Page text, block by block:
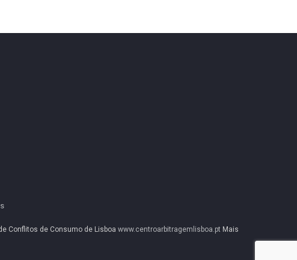
Conflitos de Consumo de Lisboa www.centroarbitragemlisboa.pt Mais